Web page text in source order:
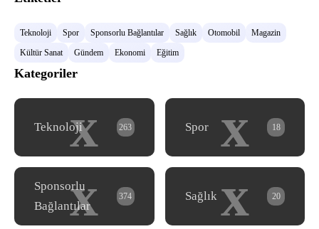
Teknoloji Spor Sponsorlu Bağlantılar Sağlık Otomobil
Magazin
Kültür Sanat
Gündem Ekonomi Eğitim
Kategoriler
x
Teknoloji 263 x
Spor 18
x
Sponsorlu
Bağlantılar
374 x
Sağlık 20